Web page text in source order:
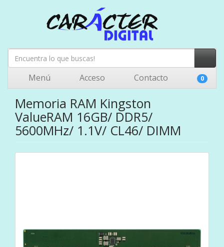
Menú Acceso Contacto 0
Memoria RAM Kingston
ValueRAM 16GB/ DDR5/
5600MHz/ 1.1V/ CL46/ DIMM